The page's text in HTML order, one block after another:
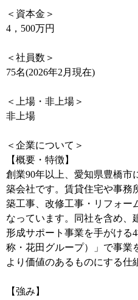
＜資本金＞
4，500万円
＜社員数＞
75名(2026年2月現在)
＜上場・非上場＞
非上場
＜企業について＞
【概要・特徴】
創業90年以上、愛知県豊橋市
築会社です。賃貸住宅や事務
築工事、改修工事・リフォー
なっています。同社を含め、
形成サポート事業を手がける
称・花田グループ）」で事業
より価値のあるものにする仕
【強み】